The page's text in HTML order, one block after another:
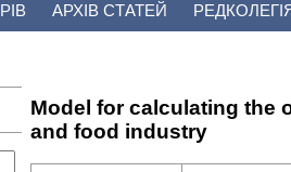
АРХІВ СТАТЕЙ
Model for calculating the
and food industry